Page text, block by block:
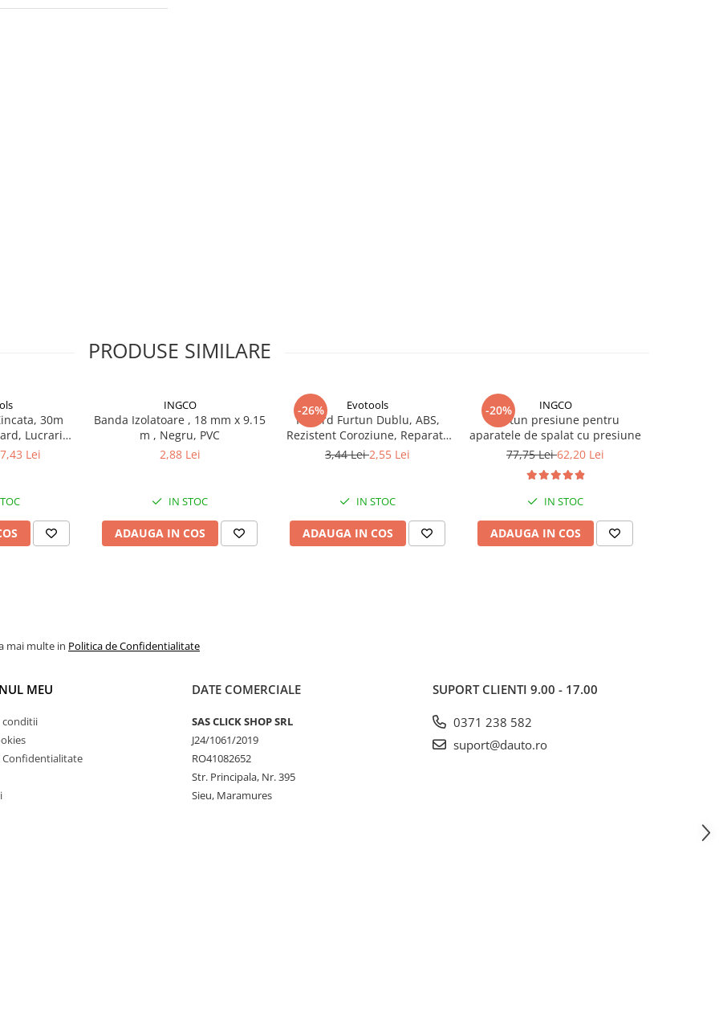
în procesul de producție
material moale și rezistent).
PRODUSE SIMILARE
30m
Lucrari
Lei
INGCO
Banda Izolatoare , 18 mm x 9.15
m , Negru, PVC
2,88 Lei
IN STOC
ADAUGA IN COS
-26% Evotools
Racord Furtun Dublu, ABS,
Rezistent Coroziune, Reparatii
Rapide, Prelungire Furtun
3,44 Lei2,55 Lei
IN STOC
ADAUGA IN COS
-20% INGCO
Furtun presiune pentru
aparatele de spalat cu presiune
77,75 Lei62,20 Lei
IN STOC
ADAUGA IN COS
mai multe in Politica de Confidentialitate
MEU
conditii
Confidentialitate
DATE COMERCIALE
SAS CLICK SHOP SRL
J24/1061/2019
RO41082652
Str. Principala, Nr. 395
Sieu, Maramures
SUPORT CLIENTI 9.00 - 17.00
0371 238 582
suport@dauto.ro